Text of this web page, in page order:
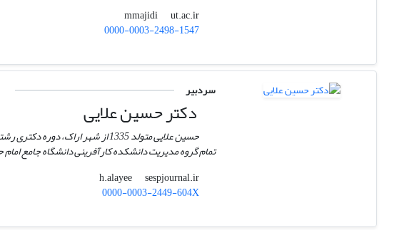
mmajidi
ut.ac.ir
0000-0003-2498-1547
سردبیر
دکتر حسین علایی
تمام گروه مدیریت دانشکده کارآفرینی دانشگاه جامع
h.alayee
sespjournal.ir
0000-0003-2449-604X